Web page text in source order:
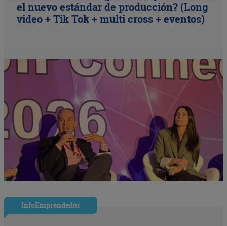
el nuevo estándar de producción? (Long
video + Tik Tok + multi cross + eventos)
InfoEmprendedor